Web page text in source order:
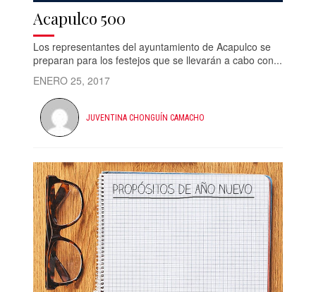
Acapulco 500
Los representantes del ayuntamiento de Acapulco se
preparan para los festejos que se llevarán a cabo con...
ENERO 25, 2017
JUVENTINA CHONGUÍN CAMACHO